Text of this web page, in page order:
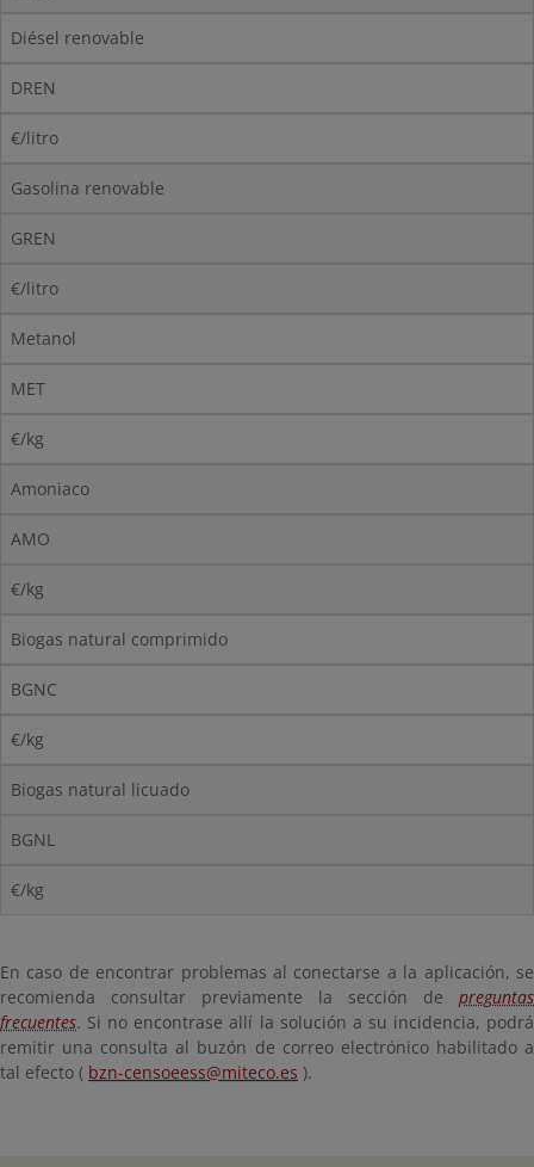
Diésel renovable
DREN
€/litro
Gasolina renovable
GREN
€/litro
Metanol
MET
€/kg
Amoniaco
AMO
€/kg
Biogas natural comprimido
BGNC
€/kg
Biogas natural licuado
BGNL
€/kg
En caso de encontrar problemas al conectarse a la aplicación, se
recomienda consultar previamente la sección de preguntas
frecuentes. Si no encontrase allí la solución a su incidencia, podrá
remitir una consulta al buzón de correo electrónico habilitado a
tal efecto ( bzn-censoeess@miteco.es ).